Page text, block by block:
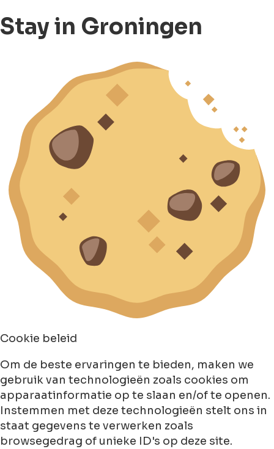
Stay in Groningen
Cookie beleid
Om de beste ervaringen te bieden, maken we
gebruik van technologieën zoals cookies om
apparaatinformatie op te slaan en/of te openen.
Instemmen met deze technologieën stelt ons in
staat gegevens te verwerken zoals
browsegedrag of unieke ID's op deze site.